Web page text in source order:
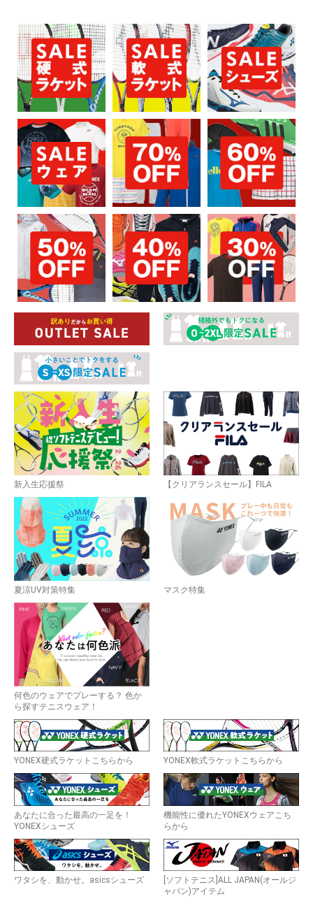
新入生応援祭 【クリアランスセール】FILA
夏涼UV対策特集 マスク特集
何色のウェアでプレーする？ 色か
ら探すテニスウェア！
YONEX硬式ラケットこちらから YONEX軟式ラケットこちらから
あなたに合った最高の一足を！
YONEXシューズ
機能性に優れたYONEXウェアこち
らから
ワタシを、動かせ。asicsシューズ
[ソフトテニス]ALL JAPAN(オールジ
ャパン)アイテム